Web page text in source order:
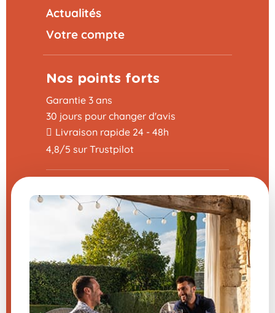
Actualités
Votre compte
Nos points forts
Garantie 3 ans
30 jours pour changer d'avis
Livraison rapide 24 - 48h
4,8/5 sur Trustpilot
Utile
Programme Parrainage
La foire aux questions
Mentions légales
Nous contacter
Modifier mes préférences en matière de